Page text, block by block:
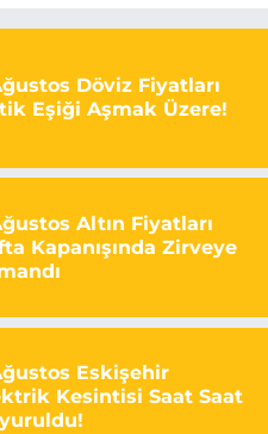
Döviz Fiyatları
Eşiği Aşmak Üzere!
Altın Fiyatları
Kapanışında Zirveye
Eskişehir
Kesintisi Saat Saat